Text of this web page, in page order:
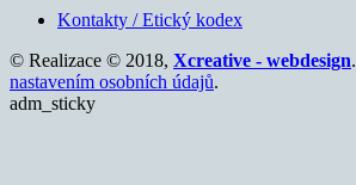
Kontakty / Etický kodex
© Realizace © 2018, Xcreative - webdesign
nastavením osobních údajů.
adm_sticky